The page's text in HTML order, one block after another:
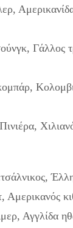
Γάλλος
Αμερικανός
Αγγλίδα